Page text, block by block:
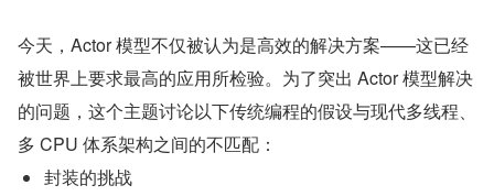
今天，Actor 模型不仅被认为是高效的解决方案——这已经
被世界上要求最高的应用所检验。为了突出 Actor 模型解决
的问题，这个主题讨论以下传统编程的假设与现代多线程、
多 CPU 体系架构之间的不匹配：
封装的挑战